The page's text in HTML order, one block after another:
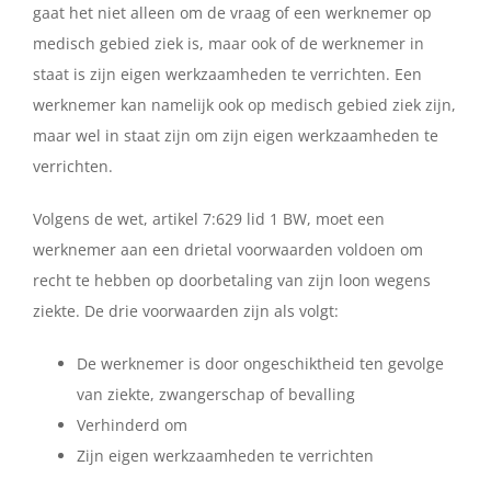
gaat het niet alleen om de vraag of een werknemer op
medisch gebied ziek is, maar ook of de werknemer in
staat is zijn eigen werkzaamheden te verrichten. Een
werknemer kan namelijk ook op medisch gebied ziek zijn,
maar wel in staat zijn om zijn eigen werkzaamheden te
verrichten.
Volgens de wet, artikel 7:629 lid 1 BW, moet een
werknemer aan een drietal voorwaarden voldoen om
recht te hebben op doorbetaling van zijn loon wegens
ziekte. De drie voorwaarden zijn als volgt:
De werknemer is door ongeschiktheid ten gevolge
van ziekte, zwangerschap of bevalling
Verhinderd om
Zijn eigen werkzaamheden te verrichten